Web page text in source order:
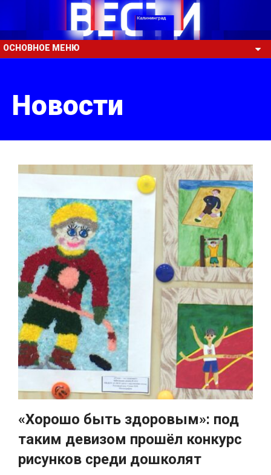
ОСНОВНОЕ МЕНЮ
Новости
«Хорошо быть здоровым»: под
таким девизом прошёл конкурс
рисунков среди дошколят